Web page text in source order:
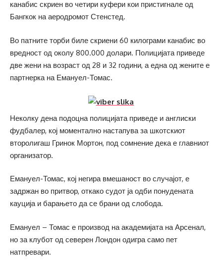
канабис скриен во четири куфери кои пристигнале од
Бангкок на аеродромот Стенстед.
Во патните торби биле скриени 60 килограми канабис во
вредност од околу 800.000 долари. Полицијата приведе
две жени на возраст од 28 и 32 години, а една од жените е
партнерка на Емануел-Томас.
Неколку дена подоцна полицијата приведе и англиски
фудбалер, кој моментално настапува за шкотскиот
второлигаш Гринок Мортон, под сомнение дека е главниот
организатор.
Емануел-Томас, кој негира вмешаност во случајот, е
задржан во притвор, откако судот ја одби понудената
кауција и барањето да се брани од слобода.
Емануел – Томас е производ на академијата на Арсенал,
но за клубот од северен Лондон одигра само пет
натпревари.